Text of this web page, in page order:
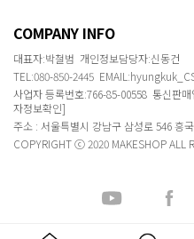
COMPANY INFO
대표자:박철범 개인정보담당자:신동건
TEL:080-850-2445
사업자 등록번호:766-85-00558 통신판
자정보확인]
주소 : 서울특별시 강남구 삼성로 546 흥
COPYRIGHT ⓒ 2020 MAKESHOP ALL